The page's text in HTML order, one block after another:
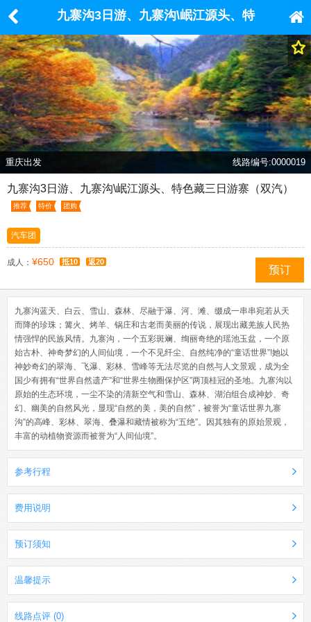
九寨沟3日游、九寨沟\岷江源头、特
色藏三日游寨（双汽）
重庆出发 线路编号:0000019
九寨沟3日游、九寨沟\岷江源头、特色藏三日游寨（双汽）
推荐 特价 团购
汽车团
成人： ¥650 抵10 返20
预订
九寨沟蓝天、白云、雪山、森林、尽融于瀑、河、滩、缀成一串串宛若从天
而降的珍珠；篝火、烤羊、锅庄和古老而美丽的传说，展现出藏羌族人民热
情强悍的民族风情。九寨沟，一个五彩斑斓、绚丽奇绝的瑶池玉盆，一个原
始古朴、神奇梦幻的人间仙境，一个不见纤尘、自然纯净的“童话世界”!她以
神妙奇幻的翠海、飞瀑、彩林、雪峰等无法尽览的自然与人文景观，成为全
国少有拥有“世界自然遗产”和“世界生物圈保护区”两顶桂冠的圣地。九寨沟以
原始的生态环境，一尘不染的清新空气和雪山、森林、湖泊组合成神妙、奇
幻、幽美的自然风光，显现“自然的美，美的自然”，被誉为“童话世界九寨
沟”的高峰、彩林、翠海、叠瀑和藏情被称为“五绝”。因其独有的原始景观，
丰富的动植物资源而被誉为“人间仙境”。
参考行程
费用说明
预订须知
温馨提示
线路点评 (0)